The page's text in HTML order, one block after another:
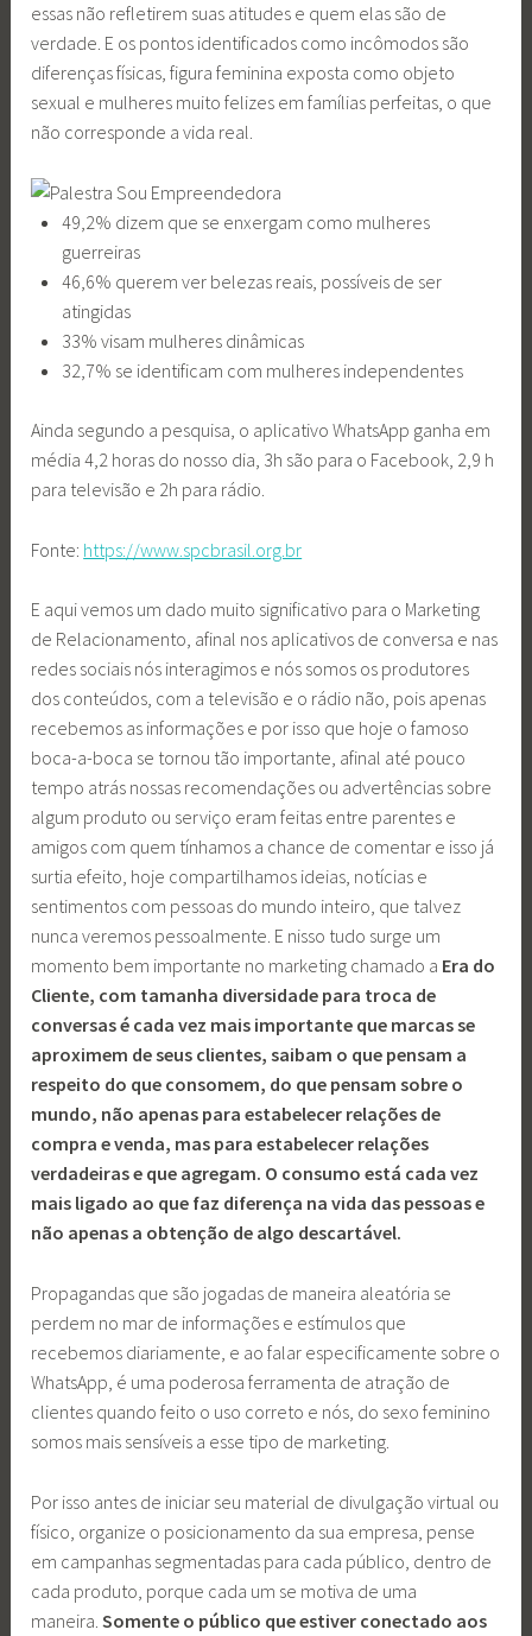
essas não refletirem suas atitudes e quem elas são de
verdade. E os pontos identificados como incômodos são
diferenças físicas, figura feminina exposta como objeto
sexual e mulheres muito felizes em famílias perfeitas, o que
não corresponde a vida real.
49,2% dizem que se enxergam como mulheres
guerreiras
46,6% querem ver belezas reais, possíveis de ser
atingidas
33% visam mulheres dinâmicas
32,7% se identificam com mulheres independentes
Ainda segundo a pesquisa, o aplicativo WhatsApp ganha em
média 4,2 horas do nosso dia, 3h são para o Facebook, 2,9 h
para televisão e 2h para rádio.
Fonte: https://www.spcbrasil.org.br
E aqui vemos um dado muito significativo para o Marketing
de Relacionamento, afinal nos aplicativos de conversa e nas
redes sociais nós interagimos e nós somos os produtores
dos conteúdos, com a televisão e o rádio não, pois apenas
recebemos as informações e por isso que hoje o famoso
boca-a-boca se tornou tão importante, afinal até pouco
tempo atrás nossas recomendações ou advertências sobre
algum produto ou serviço eram feitas entre parentes e
amigos com quem tínhamos a chance de comentar e isso já
surtia efeito, hoje compartilhamos ideias, notícias e
sentimentos com pessoas do mundo inteiro, que talvez
nunca veremos pessoalmente. E nisso tudo surge um
momento bem importante no marketing chamado a Era do
Cliente, com tamanha diversidade para troca de
conversas é cada vez mais importante que marcas se
aproximem de seus clientes, saibam o que pensam a
respeito do que consomem, do que pensam sobre o
mundo, não apenas para estabelecer relações de
compra e venda, mas para estabelecer relações
verdadeiras e que agregam. O consumo está cada vez
mais ligado ao que faz diferença na vida das pessoas e
não apenas a obtenção de algo descartável.
Propagandas que são jogadas de maneira aleatória se
perdem no mar de informações e estímulos que
recebemos diariamente, e ao falar especificamente sobre o
WhatsApp, é uma poderosa ferramenta de atração de
clientes quando feito o uso correto e nós, do sexo feminino
somos mais sensíveis a esse tipo de marketing.
Por isso antes de iniciar seu material de divulgação virtual ou
físico, organize o posicionamento da sua empresa, pense
em campanhas segmentadas para cada público, dentro de
cada produto, porque cada um se motiva de uma
maneira.Somente o público que estiver conectado aos